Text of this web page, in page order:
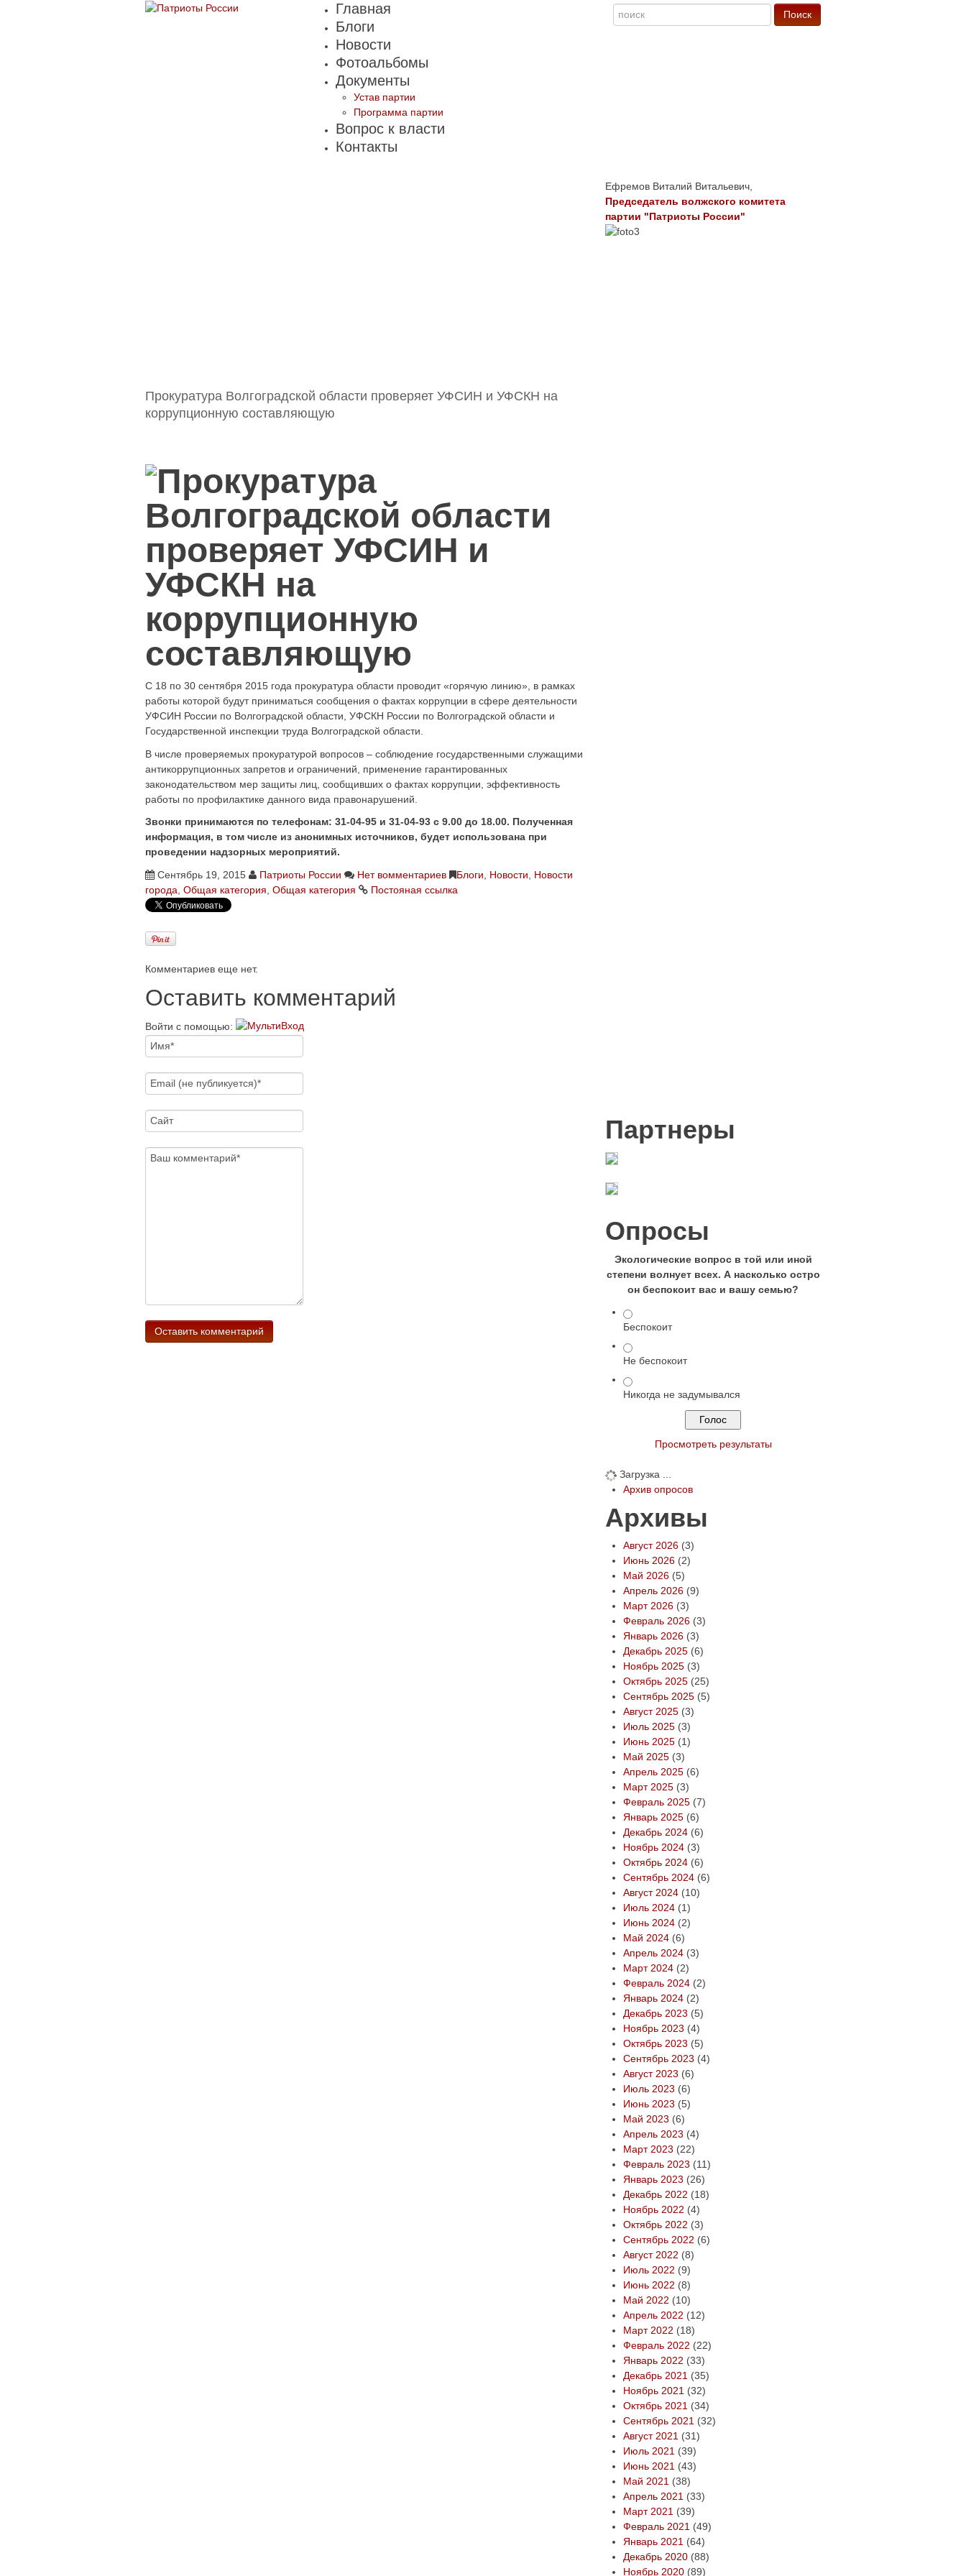
Главная
Блоги
Новости
Фотоальбомы
Документы
Устав партии
Программа партии
Вопрос к власти
Контакты
Прокуратура Волгоградской области проверяет УФСИН и УФСКН на
коррупционную составляющую
С 18 по 30 сентября 2015 года прокуратура области проводит «горячую линию», в рамках
работы которой будут приниматься сообщения о фактах коррупции в сфере деятельности
УФСИН России по Волгоградской области, УФСКН России по Волгоградской области и
Государственной инспекции труда Волгоградской области.
В числе проверяемых прокуратурой вопросов – соблюдение государственными служащими
антикоррупционных запретов и ограничений, применение гарантированных
законодательством мер защиты лиц, сообщивших о фактах коррупции, эффективность
работы по профилактике данного вида правонарушений.
Звонки принимаются по телефонам: 31-04-95 и 31-04-93 с 9.00 до 18.00. Полученная
информация, в том числе из анонимных источников, будет использована при
проведении надзорных мероприятий.
Сентябрь 19, 2015
Патриоты России Нет вомментариев Блоги Новости
Новости
города Общая категория Общая категория Постояная ссылка
Комментариев еще нет.
Оставить комментарий
Войти с помощью:
Ефремов Виталий Витальевич,
Председатель волжского комитета
партии "Патриоты России"
Партнеры
Опросы
Экологические вопрос в той или иной
степени волнует всех. А насколько остро
он беспокоит вас и вашу семью?
Беспокоит
Не беспокоит
Никогда не задумывался
Просмотреть результаты
Загрузка ...
Архив опросов
Архивы
Август 2026 (3)
Июнь 2026 (2)
Май 2026 (5)
Апрель 2026 (9)
Март 2026 (3)
Февраль 2026 (3)
Январь 2026 (3)
Декабрь 2025 (6)
Ноябрь 2025 (3)
Октябрь 2025 (25)
Сентябрь 2025 (5)
Август 2025 (3)
Июль 2025 (3)
Июнь 2025 (1)
Май 2025 (3)
Апрель 2025 (6)
Март 2025 (3)
Февраль 2025 (7)
Январь 2025 (6)
Декабрь 2024 (6)
Ноябрь 2024 (3)
Октябрь 2024 (6)
Сентябрь 2024 (6)
Август 2024 (10)
Июль 2024 (1)
Июнь 2024 (2)
Май 2024 (6)
Апрель 2024 (3)
Март 2024 (2)
Февраль 2024 (2)
Январь 2024 (2)
Декабрь 2023 (5)
Ноябрь 2023 (4)
Октябрь 2023 (5)
Сентябрь 2023 (4)
Август 2023 (6)
Июль 2023 (6)
Июнь 2023 (5)
Май 2023 (6)
Апрель 2023 (4)
Март 2023 (22)
Февраль 2023 (11)
Январь 2023 (26)
Декабрь 2022 (18)
Ноябрь 2022 (4)
Октябрь 2022 (3)
Сентябрь 2022 (6)
Август 2022 (8)
Июль 2022 (9)
Июнь 2022 (8)
Май 2022 (10)
Апрель 2022 (12)
Март 2022 (18)
Февраль 2022 (22)
Январь 2022 (33)
Декабрь 2021 (35)
Ноябрь 2021 (32)
Октябрь 2021 (34)
Сентябрь 2021 (32)
Август 2021 (31)
Июль 2021 (39)
Июнь 2021 (43)
Май 2021 (38)
Апрель 2021 (33)
Март 2021 (39)
Февраль 2021 (49)
Январь 2021 (64)
Декабрь 2020 (88)
Ноябрь 2020 (89)